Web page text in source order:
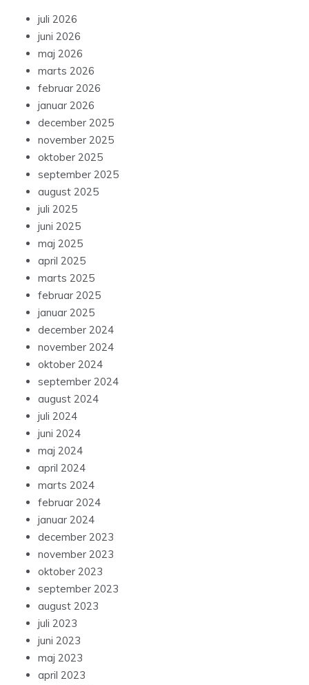
juli 2026
juni 2026
maj 2026
marts 2026
februar 2026
januar 2026
december 2025
november 2025
oktober 2025
september 2025
august 2025
juli 2025
juni 2025
maj 2025
april 2025
marts 2025
februar 2025
januar 2025
december 2024
november 2024
oktober 2024
september 2024
august 2024
juli 2024
juni 2024
maj 2024
april 2024
marts 2024
februar 2024
januar 2024
december 2023
november 2023
oktober 2023
september 2023
august 2023
juli 2023
juni 2023
maj 2023
april 2023